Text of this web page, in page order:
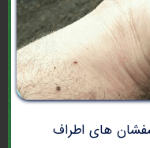
های اطراف